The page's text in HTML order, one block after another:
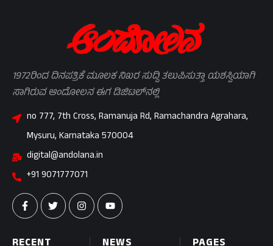
1972ರಿಂದ ದಿನಪತ್ರಿಕೆ ಮೂಲಕ ನಿಖರ ಸುದ್ದಿ ತಲುಪಿಸುತ್ತಾ ಯಶಸ್ವಿಯಾಗಿ
ಸಾಗಿರುವ ಆಂದೋಲನ ಈಗ ಡಿಜಿಟಲ್‌ನಲ್ಲಿ
no 777, 7th Cross, Ramanuja Rd, Ramachandra Agrahara,
Mysuru, Karnataka 570004
digital@andolana.in
+91 9071777071